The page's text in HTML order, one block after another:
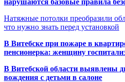
Натяжные потолки преобразили
что нужно знать перед установкой
В Витебске при пожаре в
пенсионерка: женщину
В Витебской области выявлены
вождения с детьми в салоне